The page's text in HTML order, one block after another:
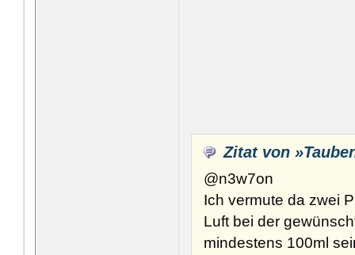
Zitat von
@n3w7on
Ich vermute da zwei
Luft bei der
mindestens 100ml